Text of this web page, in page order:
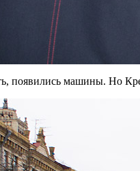
появились машины. Но